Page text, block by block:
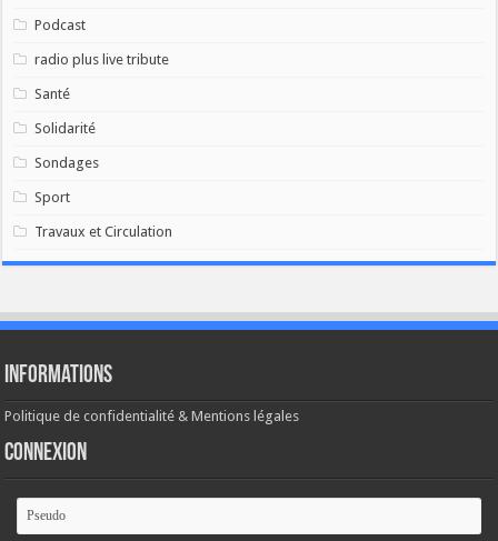
Podcast
radio plus live tribute
Santé
Solidarité
Sondages
Sport
Travaux et Circulation
Informations
Politique de confidentialité & Mentions légales
Connexion